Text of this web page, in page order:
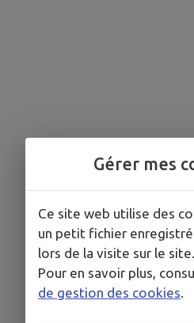
Gérer mes
Ce site web utilise des
un petit fichier
lors de la visite sur le site.
Pour en savoir plus,
de gestion des cookies